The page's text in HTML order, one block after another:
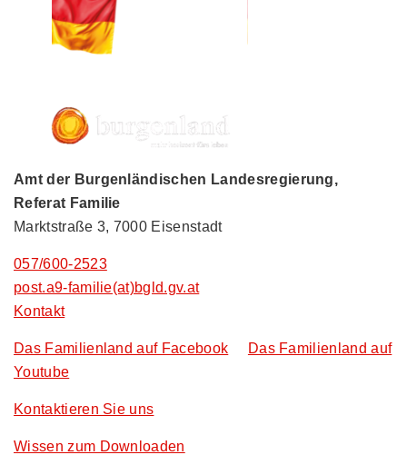
Amt der Burgenländischen Landesregierung,
Referat Familie
Marktstraße 3, 7000 Eisenstadt
057/600-2523
post.a9-familie(at)bgld.gv.at
Kontakt
Das Familienland auf Facebook
Das Familienland auf
Youtube
Kontaktieren Sie uns
Wissen zum Downloaden